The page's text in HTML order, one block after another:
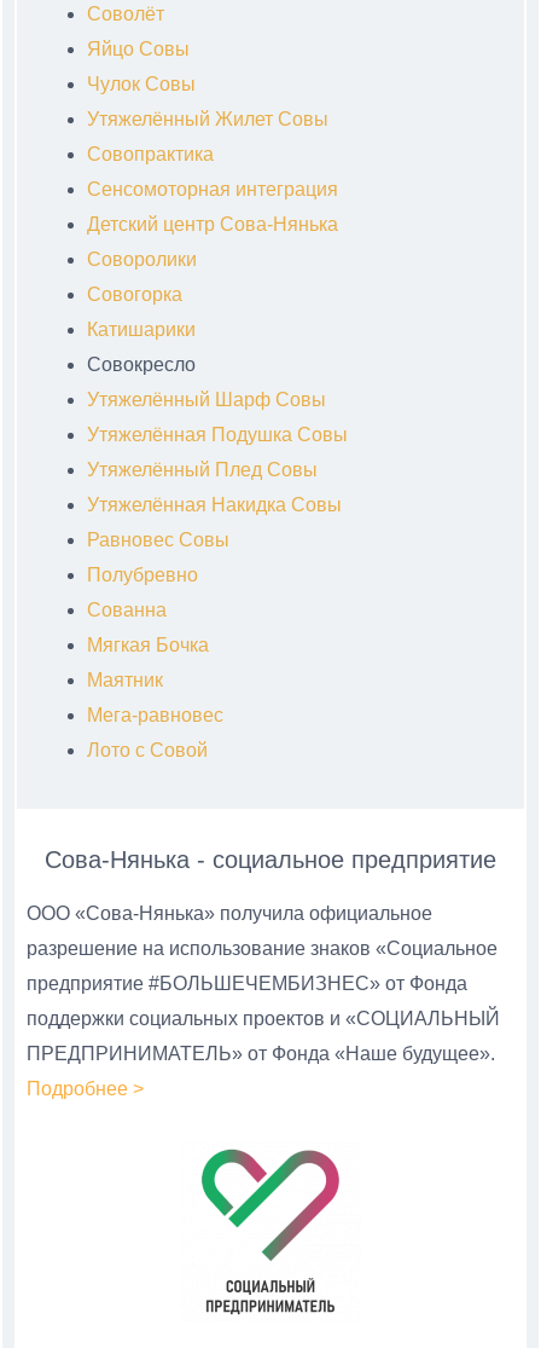
Соволёт
Яйцо Совы
Чулок Совы
Утяжелённый Жилет Совы
Совопрактика
Сенсомоторная интеграция
Детский центр Сова-Нянька
Соворолики
Совогорка
Катишарики
Совокресло
Утяжелённый Шарф Совы
Утяжелённая Подушка Совы
Утяжелённый Плед Совы
Утяжелённая Накидка Совы
Равновес Совы
Полубревно
Сованна
Мягкая Бочка
Маятник
Мега-равновес
Лото с Совой
Сова-Нянька - социальное предприятие
ООО «Сова-Нянька» получила официальное
разрешение на использование знаков «Социальное
предприятие #БОЛЬШЕЧЕМБИЗНЕС» от Фонда
поддержки социальных проектов и «СОЦИАЛЬНЫЙ
ПРЕДПРИНИМАТЕЛЬ» от Фонда «Наше будущее».
Подробнее >